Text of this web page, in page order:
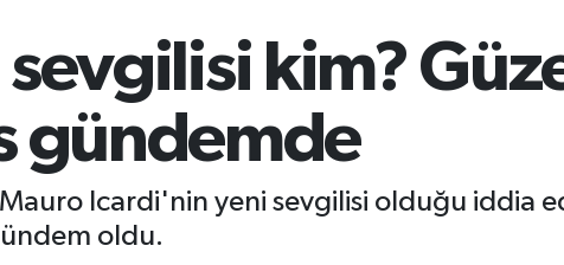
kim?
gündemde
Icardi'nin yeni sevgilisi olduğu iddia
oldu.